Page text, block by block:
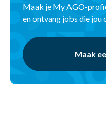
Maak je My AGO-
en ontvang jobs die jou
Maak